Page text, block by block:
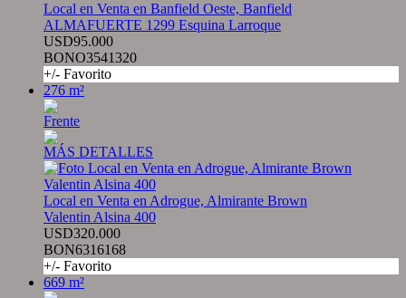
Local en Venta en Banfield Oeste, Banfield
ALMAFUERTE 1299 Esquina Larroque
USD95.000
BONO3541320
+/- Favorito
276 m²
Frente
MÁS DETALLES
Local en Venta en Adrogue, Almirante Brown
Valentin Alsina 400
USD320.000
BON6316168
+/- Favorito
669 m²